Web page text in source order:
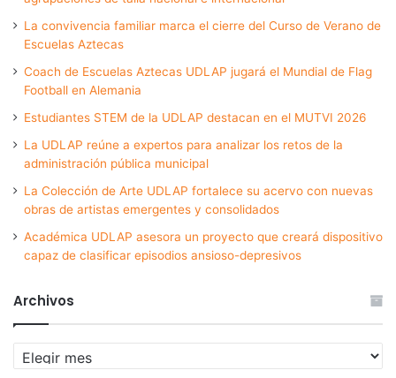
La convivencia familiar marca el cierre del Curso de Verano de
Escuelas Aztecas
Coach de Escuelas Aztecas UDLAP jugará el Mundial de Flag
Football en Alemania
Estudiantes STEM de la UDLAP destacan en el MUTVI 2026
La UDLAP reúne a expertos para analizar los retos de la
administración pública municipal
La Colección de Arte UDLAP fortalece su acervo con nuevas
obras de artistas emergentes y consolidados
Académica UDLAP asesora un proyecto que creará dispositivo
capaz de clasificar episodios ansioso-depresivos
Archivos
Archivos